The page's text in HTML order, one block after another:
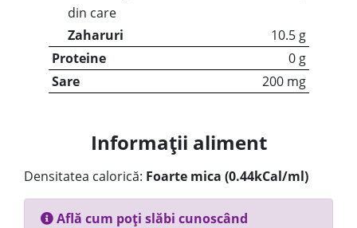
din care
Zaharuri
10.5 g
Proteine
0 g
Sare
200 mg
Informații aliment
Densitatea calorică: Foarte mica (0.44kCal/ml)
Află cum poți slăbi cunoscând